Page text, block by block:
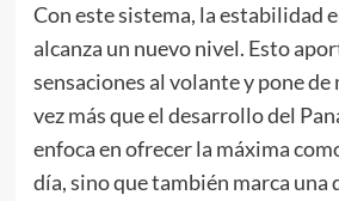
Con este sistema, la estabilidad
alcanza un nuevo nivel. Esto
sensaciones al volante y pone
vez más que el desarrollo del
enfoca en ofrecer la máxima
día, sino que también marca una